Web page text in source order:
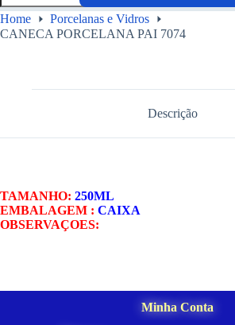
Home
Porcelanas e Vidros
CANECA PORCELANA PAI 7074
Descrição
TAMANHO: 250ML
EMBALAGEM : CAIXA
OBSERVAÇOES:
Minha Conta